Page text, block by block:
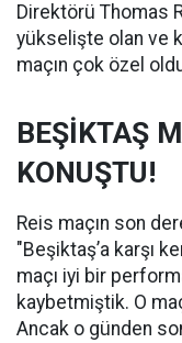
Direktörü Thomas
yükselişte olan ve
maçın çok özel
BEŞİKTAŞ
KONUŞTU!
Reis maçın son
"Beşiktaş’a karşı
maçı iyi bir
kaybetmiştik. O
Ancak o günden